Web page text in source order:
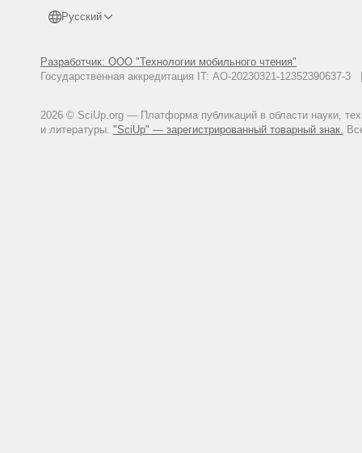
Русский
Разработчик: ООО "Технологии мобильного чтения"
Государственная аккредитация IT: АО-20230321-
2026 © SciUp.org — Платформа публикаций в области науки,
и литературы. "SciUp" — зарегистрированный товарный знак.